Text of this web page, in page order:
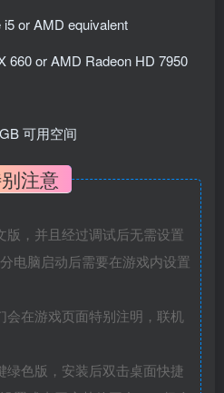
i5 or AMD equivalent
660 or AMD Radeon HD 7950
可用空间
注意
版，并且经过调试后无需设置
电脑启动后需要在游戏内设置
在游戏页面特别注明，联机
绿色版，安装后双击桌面快捷